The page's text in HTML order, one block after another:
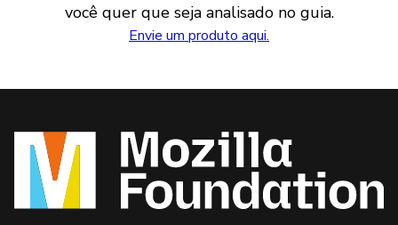
você quer que seja analisado no guia.
Envie um produto aqui.